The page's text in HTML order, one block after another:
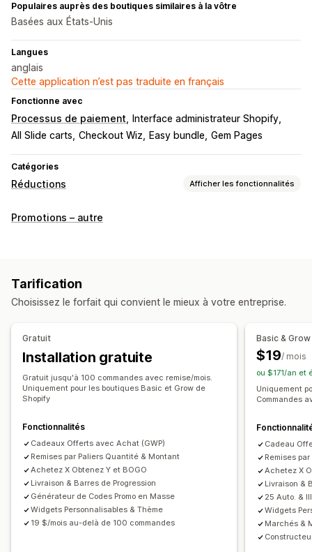
Populaires auprès des boutiques similaires à la vôtre
Basées aux États-Unis
Langues
anglais
Cette application n’est pas traduite en français
Fonctionne avec
Processus de paiement
Interface administrateur Shopify
All Slide carts Checkout Wiz Easy bundle Gem Pages
Catégories
Réductions Afficher les fonctionnalités
Types de réductions
Réductions forfaitaires
Réductions en gros Prix de gros Expédition gratuite
Réductions au paiement
Lots de produits
Offres à durée limitée
Réductions de ventes incitatives
Réductions de ventes croisées
Bannières
Gestion des réductions
Outil d’édition Modèles Code personnalisé
Polices personnalisées
Conversion de devises
Localisation
Campagnes Déclencheurs et règles
Cumul des réductions Automatisations
Promotions – autre
Tarification
Choisissez le forfait qui convient le mieux à votre entreprise.
Gratuit
Installation gratuite
Gratuit jusqu'à 100 commandes avec remise/mois.
Uniquement pour les boutiques Basic et Grow de
Shopify
Fonctionnalités
Cadeaux Offerts avec Achat (GWP)
Remises par Paliers Quantité & Montant
Achetez X Obtenez Y et BOGO
Livraison & Barres de Progression
Générateur de Codes Promo en Masse
Widgets Personnalisables & Thème
19 $/mois au-delà de 100 commandes
Basic & Grow
$19/ mois
ou $171/an et
Uniquement
Commandes
Cadeau
Remises
Achetez X
Livraison &
25 Auto. &
Widgets
Marchés &